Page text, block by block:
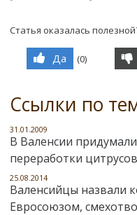
Статья оказалась
Да (0)
Ссылки по
31.01.2009
В Валенсии
переработки
25.08.2014
Валенсийцы назвали
Евросоюзом,